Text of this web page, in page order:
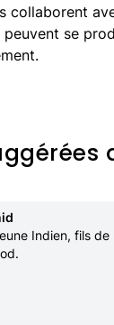
collaborent
se
Indien, fils de